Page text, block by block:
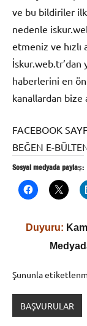
ve bu bildiriler ilk
nedenle
etmeniz ve hızlı
İskur.web.tr’dan
haberlerini en
kanallardan bize
FACEBOOK
BEĞEN E-
Sosyal medyada paylaş:
Duyuru:
Şununla
BAŞVURULAR